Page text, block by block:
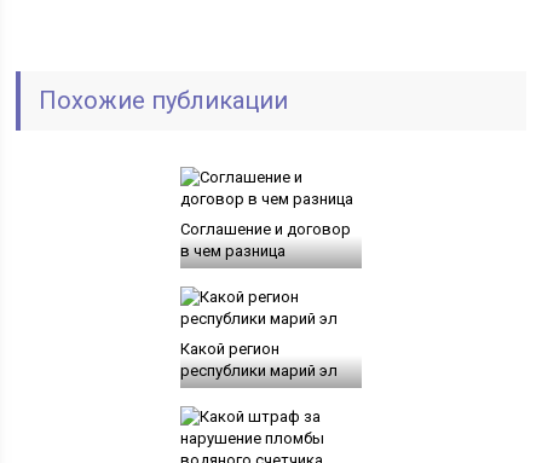
Похожие публикации
Соглашение и договор
в чем разница
Какой регион
республики марий эл